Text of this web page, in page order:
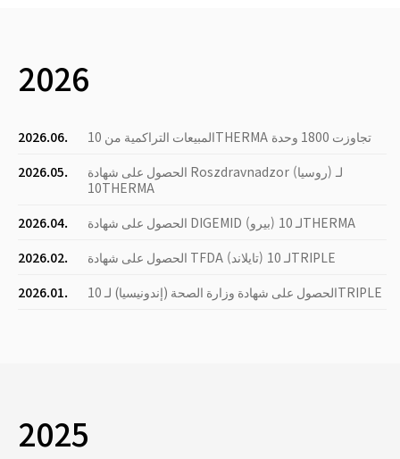
2026
2026.06.
المبيعات التراكمية من 10THERMA تجاوزت 1800 وحدة
2026.05.
الحصول على شهادة Roszdravnadzor (روسيا) لـ
10THERMA
2026.04.
الحصول على شهادة DIGEMID (بيرو) لـ 10THERMA
2026.02.
الحصول على شهادة TFDA (تايلاند) لـ 10TRIPLE
2026.01.
الحصول على شهادة وزارة الصحة (إندونيسيا) لـ 10TRIPLE
2025